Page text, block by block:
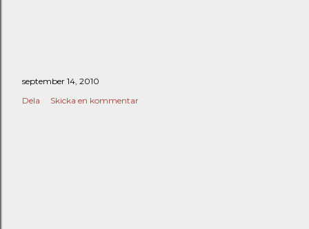
september 14, 2010
Dela
Skicka en kommentar